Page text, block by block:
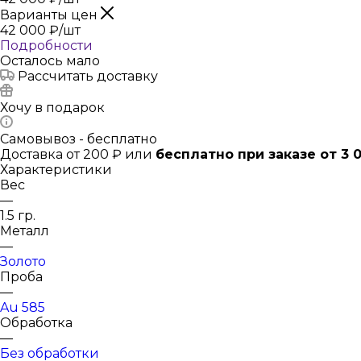
Варианты цен
42 000 ₽/шт
Подробности
Осталось мало
Рассчитать доставку
Хочу в подарок
Самовывоз - бесплатно
Доставка от 200 ₽ или бесплатно при заказе от 3
Характеристики
Вес
—
1.5 гр.
Металл
—
Золото
Проба
—
Au 585
Обработка
—
Без обработки